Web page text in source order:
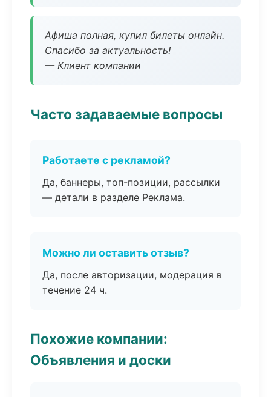
Афиша полная, купил билеты онлайн.
Спасибо за актуальность!
— Клиент компании
Часто задаваемые вопросы
Работаете с рекламой?
Да, баннеры, топ-позиции, рассылки
— детали в разделе Реклама.
Можно ли оставить отзыв?
Да, после авторизации, модерация в
течение 24 ч.
Похожие компании:
Объявления и доски